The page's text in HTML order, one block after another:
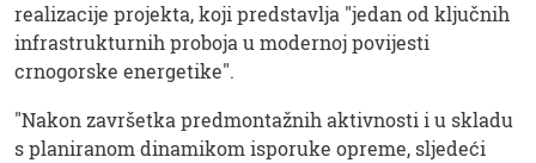
realizacije projekta, koji predstavlja "jedan od ključnih
infrastrukturnih proboja u modernoj povijesti
crnogorske energetike".
"Nakon završetka predmontažnih aktivnosti i u skladu
s planiranom dinamikom isporuke opreme, sljedeći